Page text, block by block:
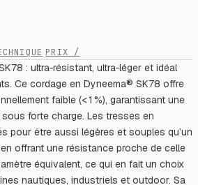
PRIX /
: ultra‑résistant, ultra‑léger et idéal
Ce cordage en Dyneema® SK78 offre
faible (< 1 %), garantissant une
sous forte charge. Les tresses en
pour être aussi légères et souples qu’un
offrant une résistance proche de celle
équivalent, ce qui en fait un choix
nautiques, industriels et outdoor. Sa